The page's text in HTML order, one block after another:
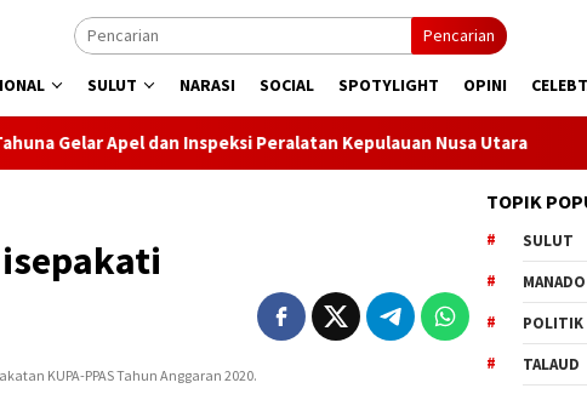
Pencarian
SULUT NARASI SOCIAL SPOTYLIGHT OPINI
Inspeksi Peralatan Kepulauan Nusa Utara PLN Manado
KUPA-PPAS Tahun Anggaran 2020.
TOPIK
SULUT
MANADO
POLITIK
TALAUD